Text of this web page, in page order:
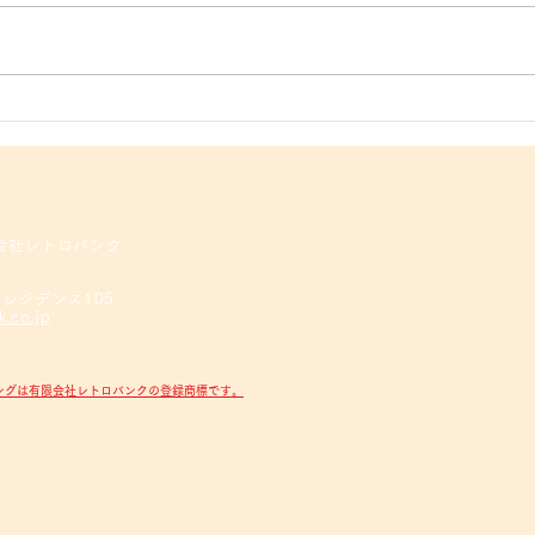
登場です
ン
トロバンク
ジデンス105
は有限会社レトロバンクの登録商標です。